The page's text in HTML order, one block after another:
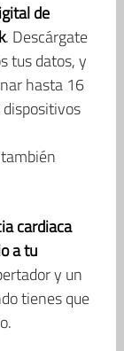
de
. Descárgate
tus datos, y
hasta 16
cardiaca
a tu
y un
tienes que